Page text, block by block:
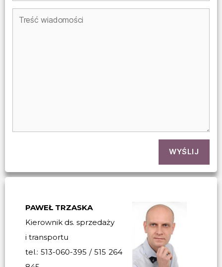
WYŚLIJ
PAWEŁ TRZASKA
Kierownik ds. sprzedaży
i transportu
tel.: 513-060-395 / 515 264